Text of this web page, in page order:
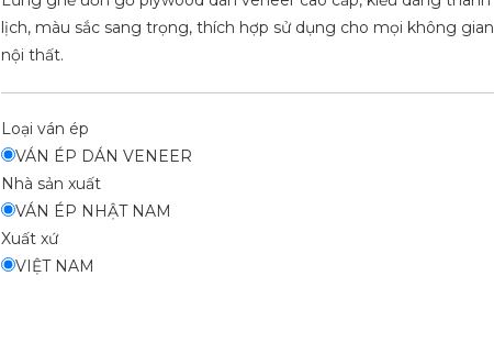
lịch, màu sắc sang trọng, thích hợp sử dụng cho mọi không gian
nội thất.
Loại ván ép
VÁN ÉP DÁN VENEER
Nhà sản xuất
VÁN ÉP NHẬT NAM
Xuất xứ
VIỆT NAM